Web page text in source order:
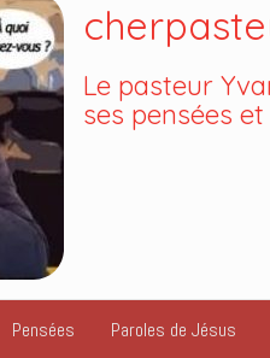
Le pasteur
ses pensées
Pensées Paroles de Jésus